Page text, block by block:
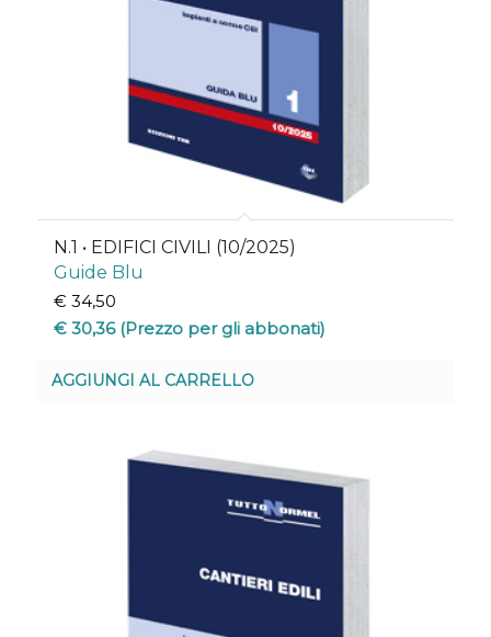
N.1 • EDIFICI CIVILI (10/2025)
Guide Blu
€ 34,50
€ 30,36(Prezzo per gli abbonati)
AGGIUNGI AL CARRELLO